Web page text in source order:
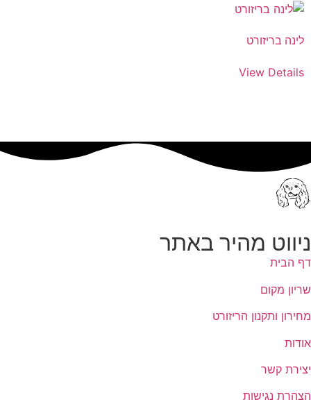
לינה בריזורט
View Details
ניווט מהיר באתר
דף הבית
שריון מקום
מחירון ותקנון הריזורט
אודות
יצירת קשר
הצהרת נגישות